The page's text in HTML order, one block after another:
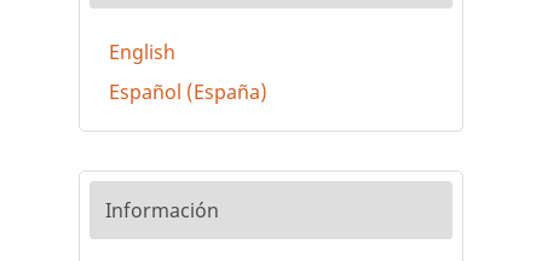
English
Español (España)
Información